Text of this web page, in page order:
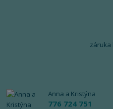
záruka
Anna a Kristýna
776 724 751